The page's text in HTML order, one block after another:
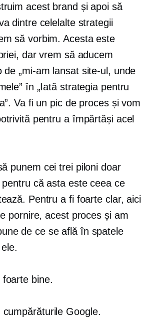
acest brand și apoi să
dintre celelalte strategii
să vorbim. Acesta este
dar vrem să aducem
de „mi-am lansat site-ul, unde
în „Iată strategia pentru
Va fi un pic de proces și vom
pentru a împărtăși acel
punem cei trei piloni doar
că asta este ceea ce
Pentru a fi foarte clar, aici
pornire, acest proces și am
de ce se află în spatele
foarte bine.
cumpărăturile Google.